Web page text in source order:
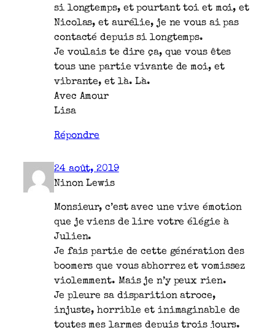
si longtemps, et pourtant toi et moi, et
Nicolas, et aurélie, je ne vous ai pas
contacté depuis si longtemps.
Je voulais te dire ça, que vous êtes
tous une partie vivante de moi, et
vibrante, et là. Là.
Avec Amour
Lisa
Répondre
24 août, 2019
Ninon Lewis
Monsieur, c’est avec une vive émotion
que je viens de lire votre élégie à
Julien.
Je fais partie de cette génération des
boomers que vous abhorrez et vomissez
violemment. Mais je n’y peux rien.
Je pleure sa disparition atroce,
injuste, horrible et inimaginable de
toutes mes larmes depuis trois jours.